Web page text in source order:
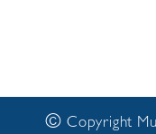
© Copyright